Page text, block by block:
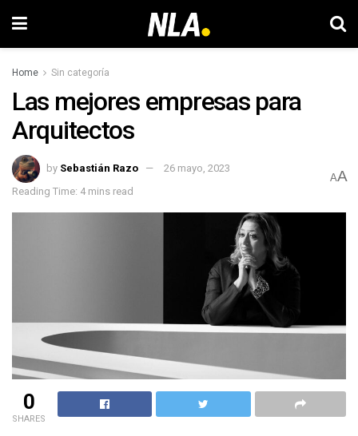
Home Sin categoría
Las mejores empresas para
Arquitectos
by Sebastián Razo
26 mayo, 2023
Reading Time: 4 mins read
AA
0
SHARES